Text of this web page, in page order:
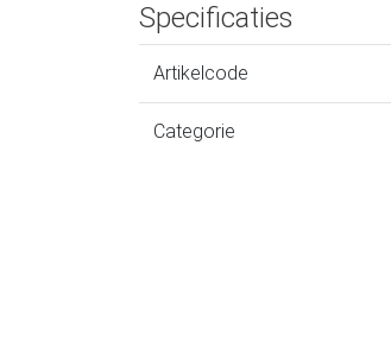
Specificaties
Artikelcode
Categorie